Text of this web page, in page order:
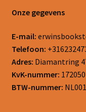
Onze gegevens
E-mail:
Telefoon:
Adres: Diamantring
KvK-nummer:
BTW-nummer: